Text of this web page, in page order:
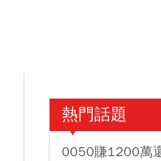
熱門話題
0050賺1200萬